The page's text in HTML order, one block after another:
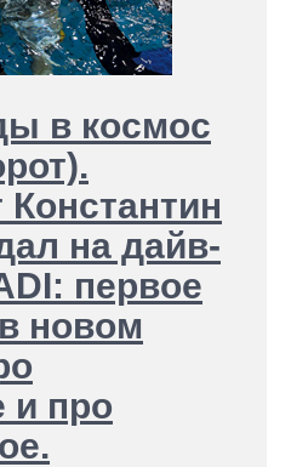
в космос
на дайв-
первое
новом
и про